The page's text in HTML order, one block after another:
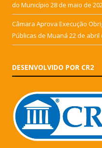
do Município 28 de maio de
Câmara Aprova Execução
Públicas de Muaná 22 de abril
DESENVOLVIDO POR CR2